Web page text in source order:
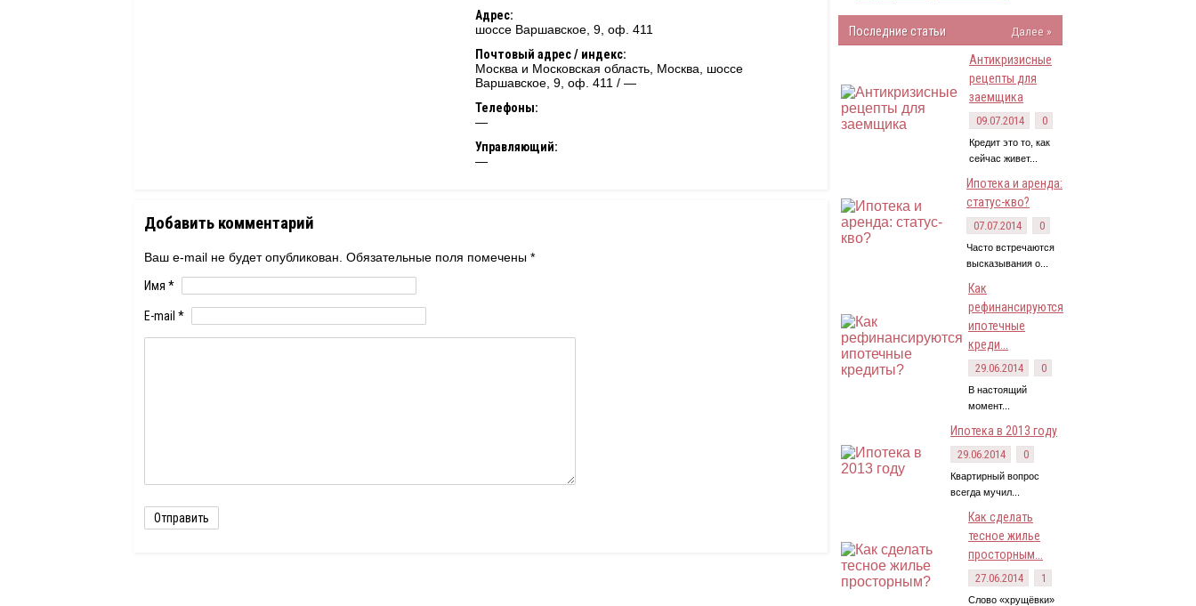
Адрес:
шоссе Варшавское, 9, оф. 411
Почтовый адрес / индекс:
Москва и Московская область, Москва, шоссе
Варшавское, 9, оф. 411 / —
Телефоны:
—
Управляющий:
—
Добавить комментарий
Ваш e-mail не будет опубликован. Обязательные поля помечены *
Имя *
E-mail *
Последние статьи
Далее »
Антикризисные
рецепты для
заемщика
09.07.2014 0
Кредит это то, как
сейчас живет...
Ипотека и аренда:
статус-кво?
07.07.2014 0
Часто встречаются
высказывания о...
Как
рефинансируются
ипотечные
креди...
29.06.2014 0
В настоящий
момент...
Ипотека в 2013 году
29.06.2014 0
Квартирный вопрос
всегда мучил...
Как сделать
тесное жилье
просторным...
27.06.2014 1
Слово «хрущёвки»